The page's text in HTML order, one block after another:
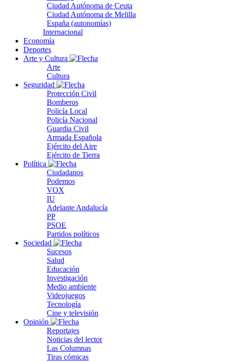
Ciudad Autónoma de Ceuta
Ciudad Autónoma de Melilla
España (autonomías)
Internacional
Economía
Deportes
Arte y Cultura
Arte
Cultura
Seguridad
Protección Civil
Bomberos
Policía Local
Policía Nacional
Guardia Civil
Armada Española
Ejército del Aire
Ejército de Tierra
Política
Ciudadanos
Podemos
VOX
IU
Adelante Andalucía
PP
PSOE
Partidos políticos
Sociedad
Sucesos
Salud
Educación
Investigación
Medio ambiente
Videojuegos
Tecnología
Cine y televisión
Opinión
Reportajes
Noticias del lector
Las Columnas
Tiras cómicas